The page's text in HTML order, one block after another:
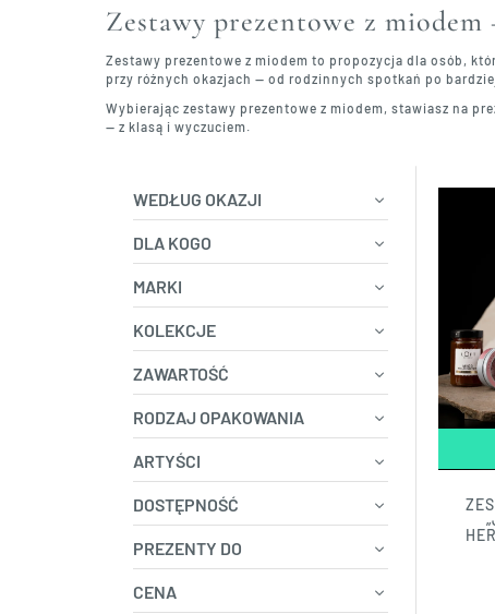
Zestawy prezentowe z
Zestawy prezentowe z miodem to propozycja dla osób,
przy różnych okazjach — od rodzinnych spotkań po
Wybierając zestawy prezentowe z miodem, stawiasz na
— z klasą i wyczuciem.
WEDŁUG OKAZJI
DLA KOGO
MARKI
KOLEKCJE
ZAWARTOŚĆ
RODZAJ OPAKOWANIA
ARTYŚCI
DOSTĘPNOŚĆ
PREZENTY DO
CENA